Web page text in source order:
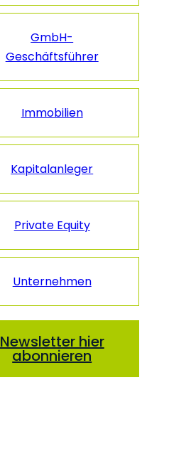
GmbH-
Geschäftsführer
Immobilien
Kapitalanleger
Private Equity
Unternehmen
Newsletter hier
abonnieren